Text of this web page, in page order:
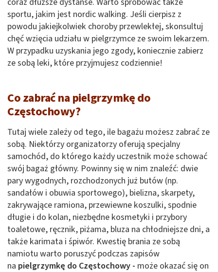
sportu, jakim jest nordic walking. Jeśli cierpisz z
powodu jakiejkolwiek choroby przewlekłej, skonsultuj
chęć wzięcia udziału w pielgrzymce ze swoim lekarzem.
W przypadku uzyskania jego zgody, koniecznie zabierz
ze sobą leki, które przyjmujesz codziennie!
Co zabrać na pielgrzymkę do
Częstochowy?
Tutaj wiele zależy od tego, ile bagażu możesz zabrać ze
sobą. Niektórzy organizatorzy oferują specjalny
samochód, do którego każdy uczestnik może schować
swój bagaż główny. Powinny się w nim znaleźć: dwie
pary wygodnych, rozchodzonych już butów (np.
sandałów i obuwia sportowego), bielizna, skarpety,
zakrywające ramiona, przewiewne koszulki, spodnie
długie i do kolan, niezbędne kosmetyki i przybory
toaletowe, ręcznik, piżama, bluza na chłodniejsze dni, a
także karimata i śpiwór. Kwestię brania ze sobą
namiotu warto poruszyć podczas zapisów
na pielgrzymkę do Częstochowy - może okazać się on